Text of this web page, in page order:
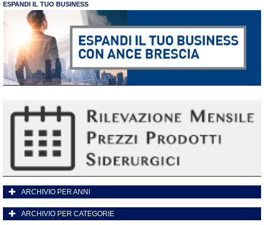
ESPANDI IL TUO BUSINESS
ARCHIVIO PER ANNI
ARCHIVIO PER CATEGORIE